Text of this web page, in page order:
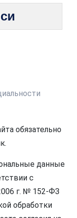
обязательно
данные
с
г. № 152-ФЗ
обработки